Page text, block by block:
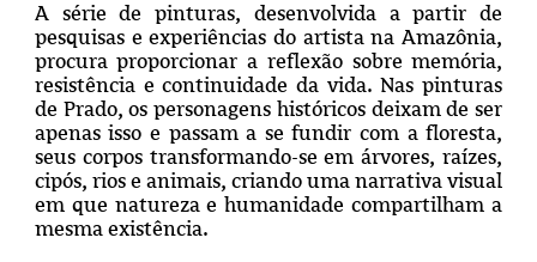
A série de pinturas, desenvolvida a partir de
pesquisas e experiências do artista na Amazônia,
procura proporcionar a reflexão sobre memória,
resistência e continuidade da vida. Nas pinturas
de Prado, os personagens históricos deixam de ser
apenas isso e passam a se fundir com a floresta,
seus corpos transformando-se em árvores, raízes,
cipós, rios e animais, criando uma narrativa visual
em que natureza e humanidade compartilham a
mesma existência.